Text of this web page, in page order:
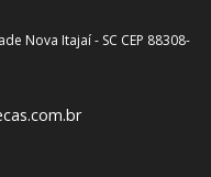
Nova Itajaí - SC CEP 88308-